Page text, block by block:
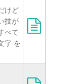
けど
技が
べて
字 を